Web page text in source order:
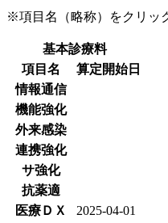
※項目名（略称）をクリッ
基本診療料
項目名
算定開始日
情報通信
機能強化
外来感染
連携強化
サ強化
抗薬適
医療ＤＸ
2025-04-01